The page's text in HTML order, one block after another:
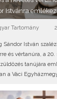
Istvánra
Tartomány
Sándor István
és vértanúra, a 20.
tanújára
a Váci